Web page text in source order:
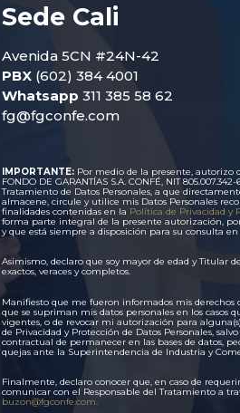
Sede Cali
Avenida 5CN #24N-42
PBX(602) 384 4001
Whatsapp 311 385 58 62
fg@fgconfe.com
IMPORTANTE:Por medio de la presente, autorizo
FONDO DE GARANTÍAS S.A. CONFÉ, NIT
Tratamiento de Datos Personales, a que
almacene, circule y utilice mis Datos Personales
finalidades contenidas en la Política de Privacidad y
forma parte integral de la presente autorización,
y que está siempre a disposición para su consulta
Asimismo, declaro que soy mayor de edad y Titular
exactos, veraces y completos.
Manifiesto que me fueron informados mis derechos
que se supriman mis datos personales en los casos
vigentes, o de revocar mi autorización para
de Privacidad y Protección de Datos Personales,
contractual de permanecer en las bases de datos,
quejas ante la Superintendencia de Industria y
Finalmente, declaro conocer que, en caso de
comunicar con el Responsable del Tratamiento a
buzon@fgconfe.com.